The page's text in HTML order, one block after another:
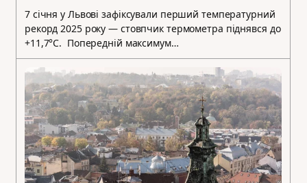
7 січня у Львові зафіксували перший температурний
рекорд 2025 року — стовпчик термометра піднявся до
+11,7°С. Попередній максимум…